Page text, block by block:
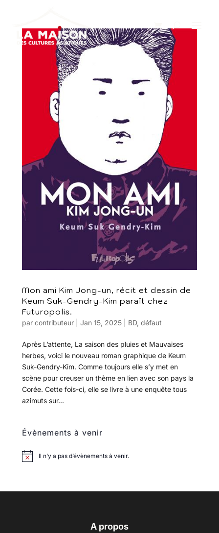
Mon ami Kim Jong-un, récit et dessin de
Keum Suk-Gendry-Kim paraît chez
Futuropolis.
par contributeur| Jan 15, 2025| BD, défaut
Après L’attente, La saison des pluies et Mauvaises
herbes, voici le nouveau roman graphique de Keum
Suk-Gendry-Kim. Comme toujours elle s’y met en
scène pour creuser un thème en lien avec son pays la
Corée. Cette fois-ci, elle se livre à une enquête tous
azimuts sur...
Évènements à venir
Il n’y a pas d’évènements à venir.
A propos